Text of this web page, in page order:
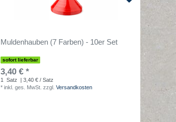
Muldenhauben (7 Farben) - 10er Set
sofort lieferbar
3,40 € *
1 Satz
| 3,40 € / Satz
* inkl. ges. MwSt. zzgl. Versandkosten
10er Set